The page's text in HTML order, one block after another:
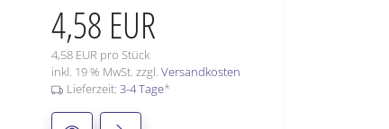
4,58 EUR
4,58 EUR pro Stück
inkl. 19 % MwSt. zzgl. Versandkosten
Lieferzeit: 3-4 Tage*